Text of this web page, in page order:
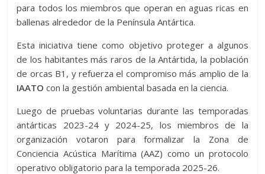
para todos los miembros que operan en aguas ricas en
ballenas alrededor de la Península Antártica.
Esta iniciativa tiene como objetivo proteger a algunos
de los habitantes más raros de la Antártida, la población
de orcas B1, y refuerza el compromiso más amplio de la
IAATO con la gestión ambiental basada en la ciencia.
Luego de pruebas voluntarias durante las temporadas
antárticas 2023-24 y 2024-25, los miembros de la
organización votaron para formalizar la Zona de
Conciencia Acústica Marítima (AAZ) como un protocolo
operativo obligatorio para la temporada 2025-26.